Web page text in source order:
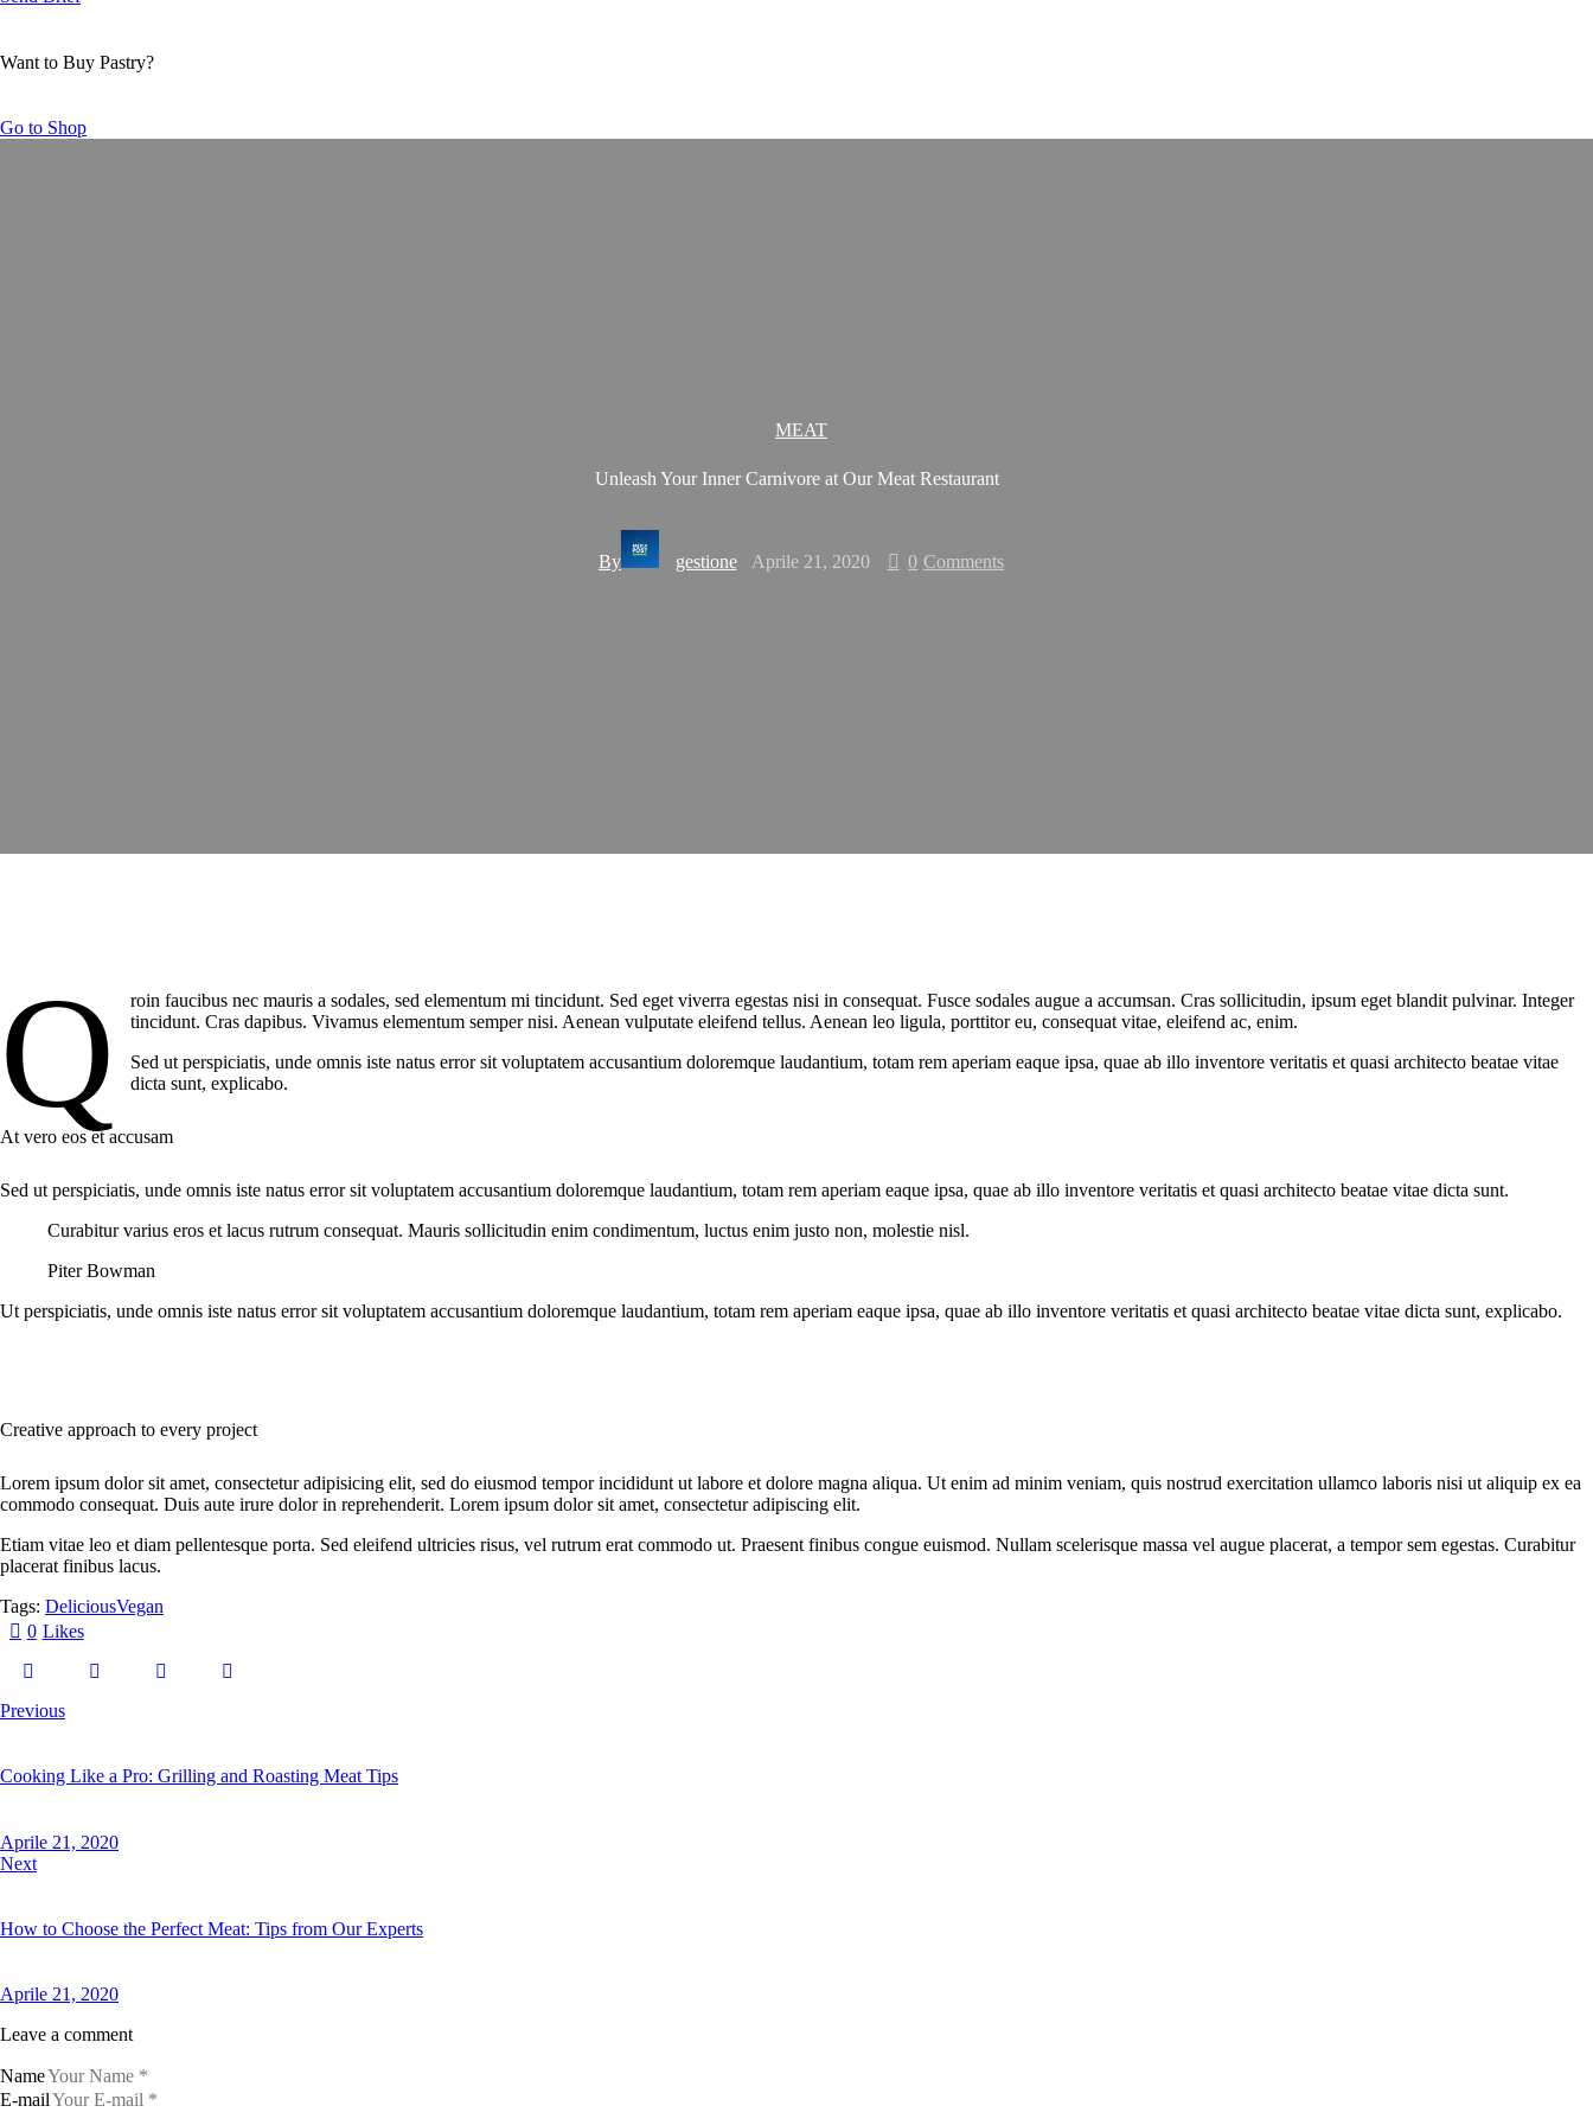
Want to Buy Pastry?
Go to Shop
MEAT
Unleash Your Inner Carnivore at Our Meat Restaurant
By gestione Aprile 21, 2020 0 Comments
Q
roin faucibus nec mauris a sodales, sed elementum mi tincidunt. Sed eget viverra egestas nisi in consequat. Fusce sodales augue a accumsan. Cras sollicitudin, ipsum eget blandit pulvinar. Integer
tincidunt. Cras dapibus. Vivamus elementum semper nisi. Aenean vulputate eleifend tellus. Aenean leo ligula, porttitor eu, consequat vitae, eleifend ac, enim.
Sed ut perspiciatis, unde omnis iste natus error sit voluptatem accusantium doloremque laudantium, totam rem aperiam eaque ipsa, quae ab illo inventore veritatis et quasi architecto beatae vitae
dicta sunt, explicabo.
At vero eos et accusam
Sed ut perspiciatis, unde omnis iste natus error sit voluptatem accusantium doloremque laudantium, totam rem aperiam eaque ipsa, quae ab illo inventore veritatis et quasi architecto beatae vitae dicta sunt.
Curabitur varius eros et lacus rutrum consequat. Mauris sollicitudin enim condimentum, luctus enim justo non, molestie nisl.
Piter Bowman
Ut perspiciatis, unde omnis iste natus error sit voluptatem accusantium doloremque laudantium, totam rem aperiam eaque ipsa, quae ab illo inventore veritatis et quasi architecto beatae vitae dicta sunt, explicabo.
Creative approach to every project
Lorem ipsum dolor sit amet, consectetur adipisicing elit, sed do eiusmod tempor incididunt ut labore et dolore magna aliqua. Ut enim ad minim veniam, quis nostrud exercitation ullamco laboris nisi ut aliquip ex ea
commodo consequat. Duis aute irure dolor in reprehenderit. Lorem ipsum dolor sit amet, consectetur adipiscing elit.
Etiam vitae leo et diam pellentesque porta. Sed eleifend ultricies risus, vel rutrum erat commodo ut. Praesent finibus congue euismod. Nullam scelerisque massa vel augue placerat, a tempor sem egestas. Curabitur
placerat finibus lacus.
Tags: DeliciousVegan
0 Likes
Previous
Cooking Like a Pro: Grilling and Roasting Meat Tips
Aprile 21, 2020
Next
How to Choose the Perfect Meat: Tips from Our Experts
Aprile 21, 2020
Leave a comment
Name
E-mail